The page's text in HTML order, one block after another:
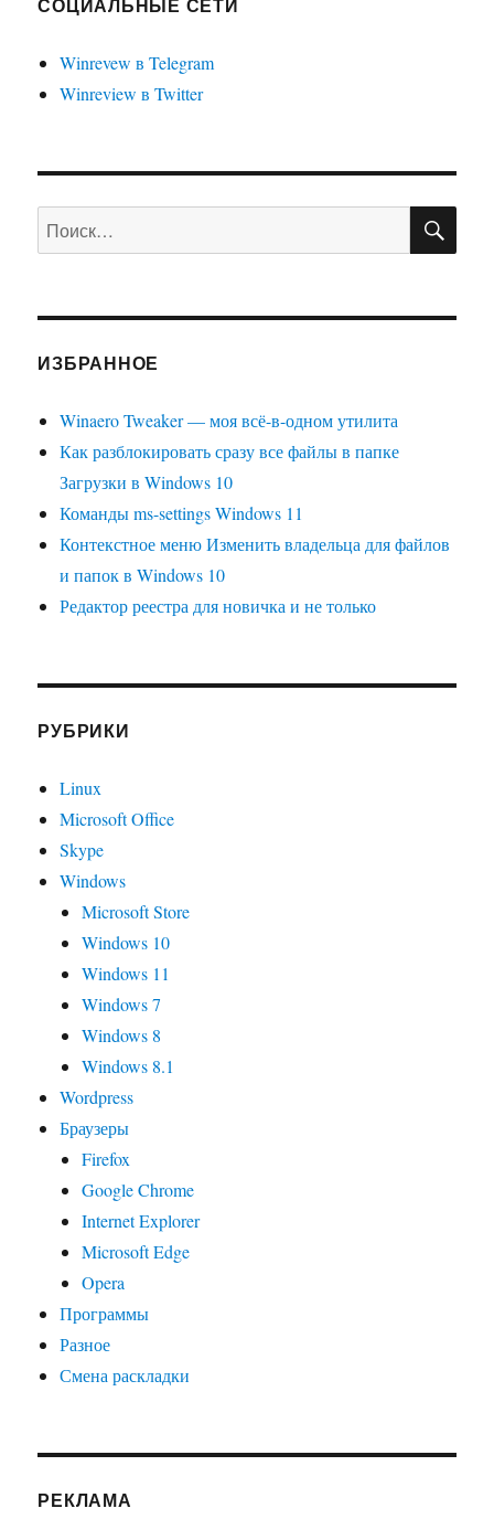
Winrevew в Telegram
Winreview в Twitter
Искать:
ИЗБРАННОЕ
Winaero Tweaker — моя всё-в-одном утилита
Как разблокировать сразу все файлы в папке
Загрузки в Windows 10
Команды ms-settings Windows 11
Контекстное меню Изменить владельца для файлов
и папок в Windows 10
Редактор реестра для новичка и не только
РУБРИКИ
Linux
Microsoft Office
Skype
Windows
Microsoft Store
Windows 10
Windows 11
Windows 7
Windows 8
Windows 8.1
Wordpress
Браузеры
Firefox
Google Chrome
Internet Explorer
Microsoft Edge
Opera
Программы
Разное
Смена раскладки
РЕКЛАМА